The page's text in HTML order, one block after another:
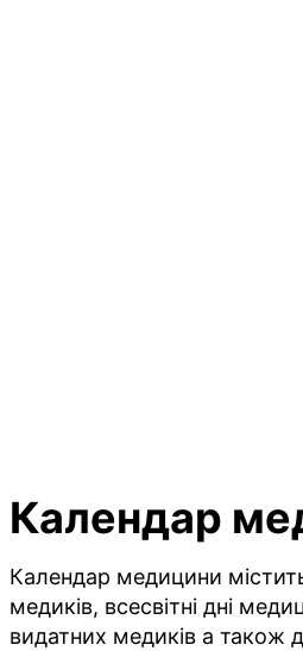
Календар
Календар медицини
медиків, всесвітні дні
видатних медиків а також